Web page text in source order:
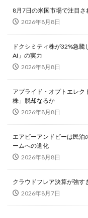
8月7日の米国市場で注目
2026年8月8日
ドクシミティ株が32%急
AI」の実力
2026年8月8日
アプライド・オプトエレ
株」脱却なるか
2026年8月8日
エアビーアンドビーは民
ームへの進化
2026年8月8日
クラウドフレア決算が強
2026年8月7日